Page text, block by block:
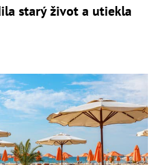
starý život a utiekla